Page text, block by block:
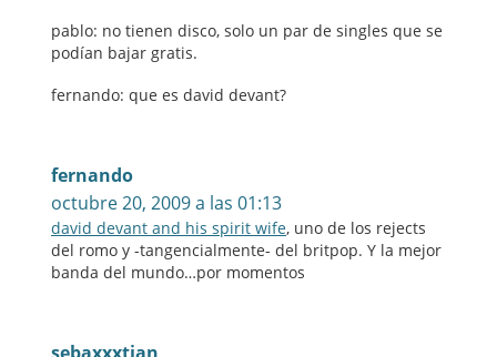
pablo: no tienen disco, solo un par de singles que se
podían bajar gratis.
fernando: que es david devant?
fernando
octubre 20, 2009 a las 01:13
david devant and his spirit wife, uno de los rejects
del romo y -tangencialmente- del britpop. Y la mejor
banda del mundo…por momentos
sebaxxxtian